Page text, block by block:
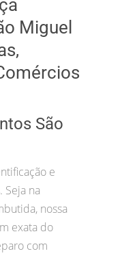
Miguel
São
e
Seja na
nossa
exata do
com